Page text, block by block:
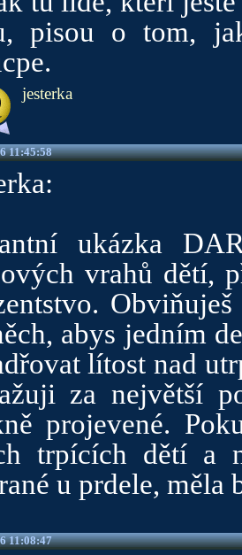
pisou o tom,
jesterka
11:45:58
ukázka
vrahů dětí,
abys jedním
lítost nad
za největší
projevené.
trpících dětí a
u prdele, měla
11:08:47